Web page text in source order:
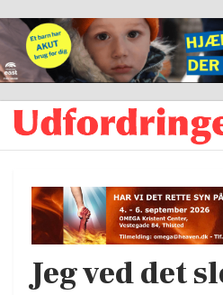
Jeg ved det